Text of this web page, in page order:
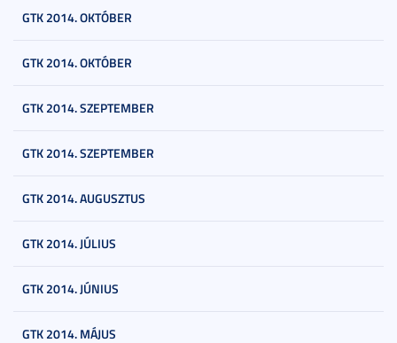
GTK 2014. OKTÓBER
GTK 2014. OKTÓBER
GTK 2014. SZEPTEMBER
GTK 2014. SZEPTEMBER
GTK 2014. AUGUSZTUS
GTK 2014. JÚLIUS
GTK 2014. JÚNIUS
GTK 2014. MÁJUS